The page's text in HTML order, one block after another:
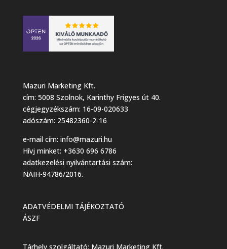
Mazuri Marketing Kft.
cím: 5008 Szolnok, Karinthy Frigyes út 40.
cégjegyzékszám: 16-09-020633
adószám: 25482360-2-16
e-mail cím: info@mazuri.hu
Hívj minket: +3630 696 6786
adatkezelési nyilvántartási szám:
NAIH-94786/2016.
ADATVÉDELMI TÁJÉKOZTATÓ
ÁSZF
Tárhely szolgáltató: Mazuri Marketing Kft.